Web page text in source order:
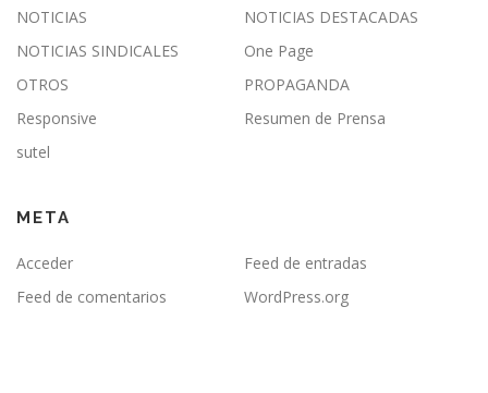
NOTICIAS
NOTICIAS DESTACADAS
NOTICIAS SINDICALES
One Page
OTROS
PROPAGANDA
Responsive
Resumen de Prensa
sutel
META
Acceder
Feed de entradas
Feed de comentarios
WordPress.org